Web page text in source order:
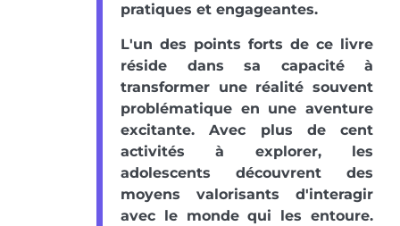
pratiques et engageantes.
L'un des points forts de ce livre
réside dans sa capacité à
transformer une réalité souvent
problématique en une aventure
excitante. Avec plus de cent
activités à explorer, les
adolescents découvrent des
moyens valorisants d'interagir
avec le monde qui les entoure.